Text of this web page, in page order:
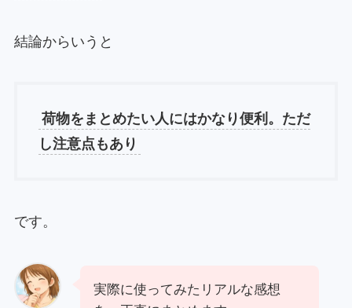
結論からいうと
荷物をまとめたい人にはかなり便利。ただ
し注意点もあり
です。
実際に使ってみたリアルな感想